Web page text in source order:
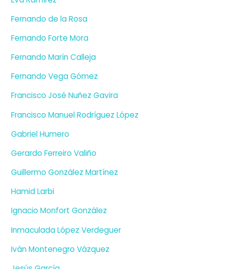
Fernando de la Rosa
Fernando Forte Mora
Fernando Marín Calleja
Fernando Vega Gómez
Francisco José Nuñez Gavira
Francisco Manuel Rodríguez López
Gabriel Humero
Gerardo Ferreiro Valiño
Guillermo González Martínez
Hamid Larbi
Ignacio Monfort González
Inmaculada López Verdeguer
Iván Montenegro Vázquez